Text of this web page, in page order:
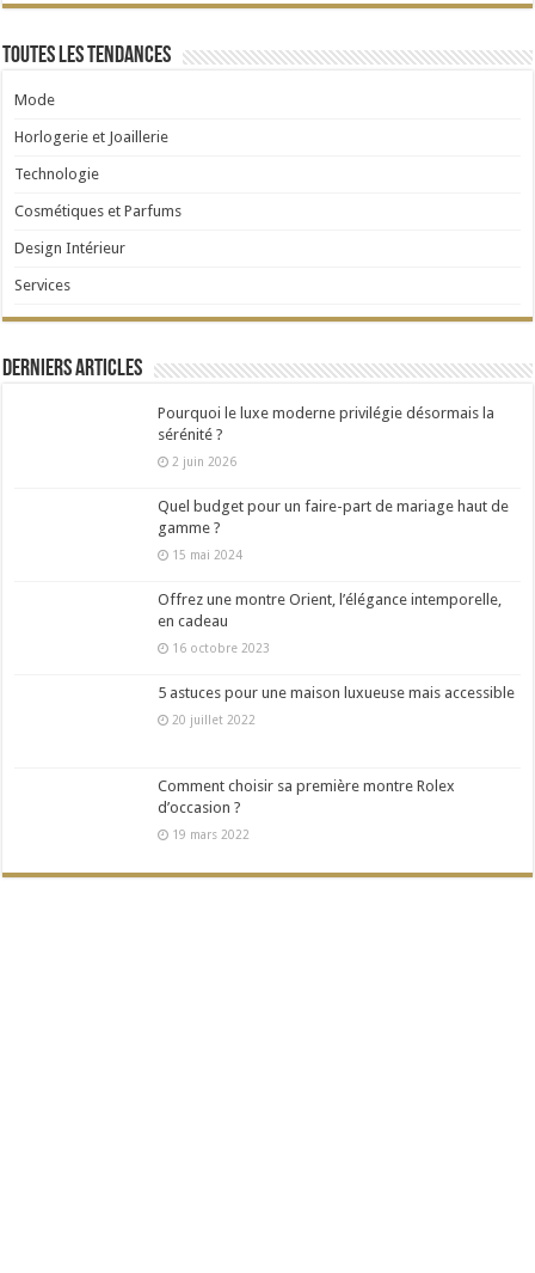
Toutes les tendances
Mode
Horlogerie et Joaillerie
Technologie
Cosmétiques et Parfums
Design Intérieur
Services
Derniers articles
Pourquoi le luxe moderne privilégie désormais la
sérénité ?
2 juin 2026
Quel budget pour un faire-part de mariage haut de
gamme ?
15 mai 2024
Offrez une montre Orient, l’élégance intemporelle,
en cadeau
16 octobre 2023
5 astuces pour une maison luxueuse mais accessible
20 juillet 2022
Comment choisir sa première montre Rolex
d’occasion ?
19 mars 2022